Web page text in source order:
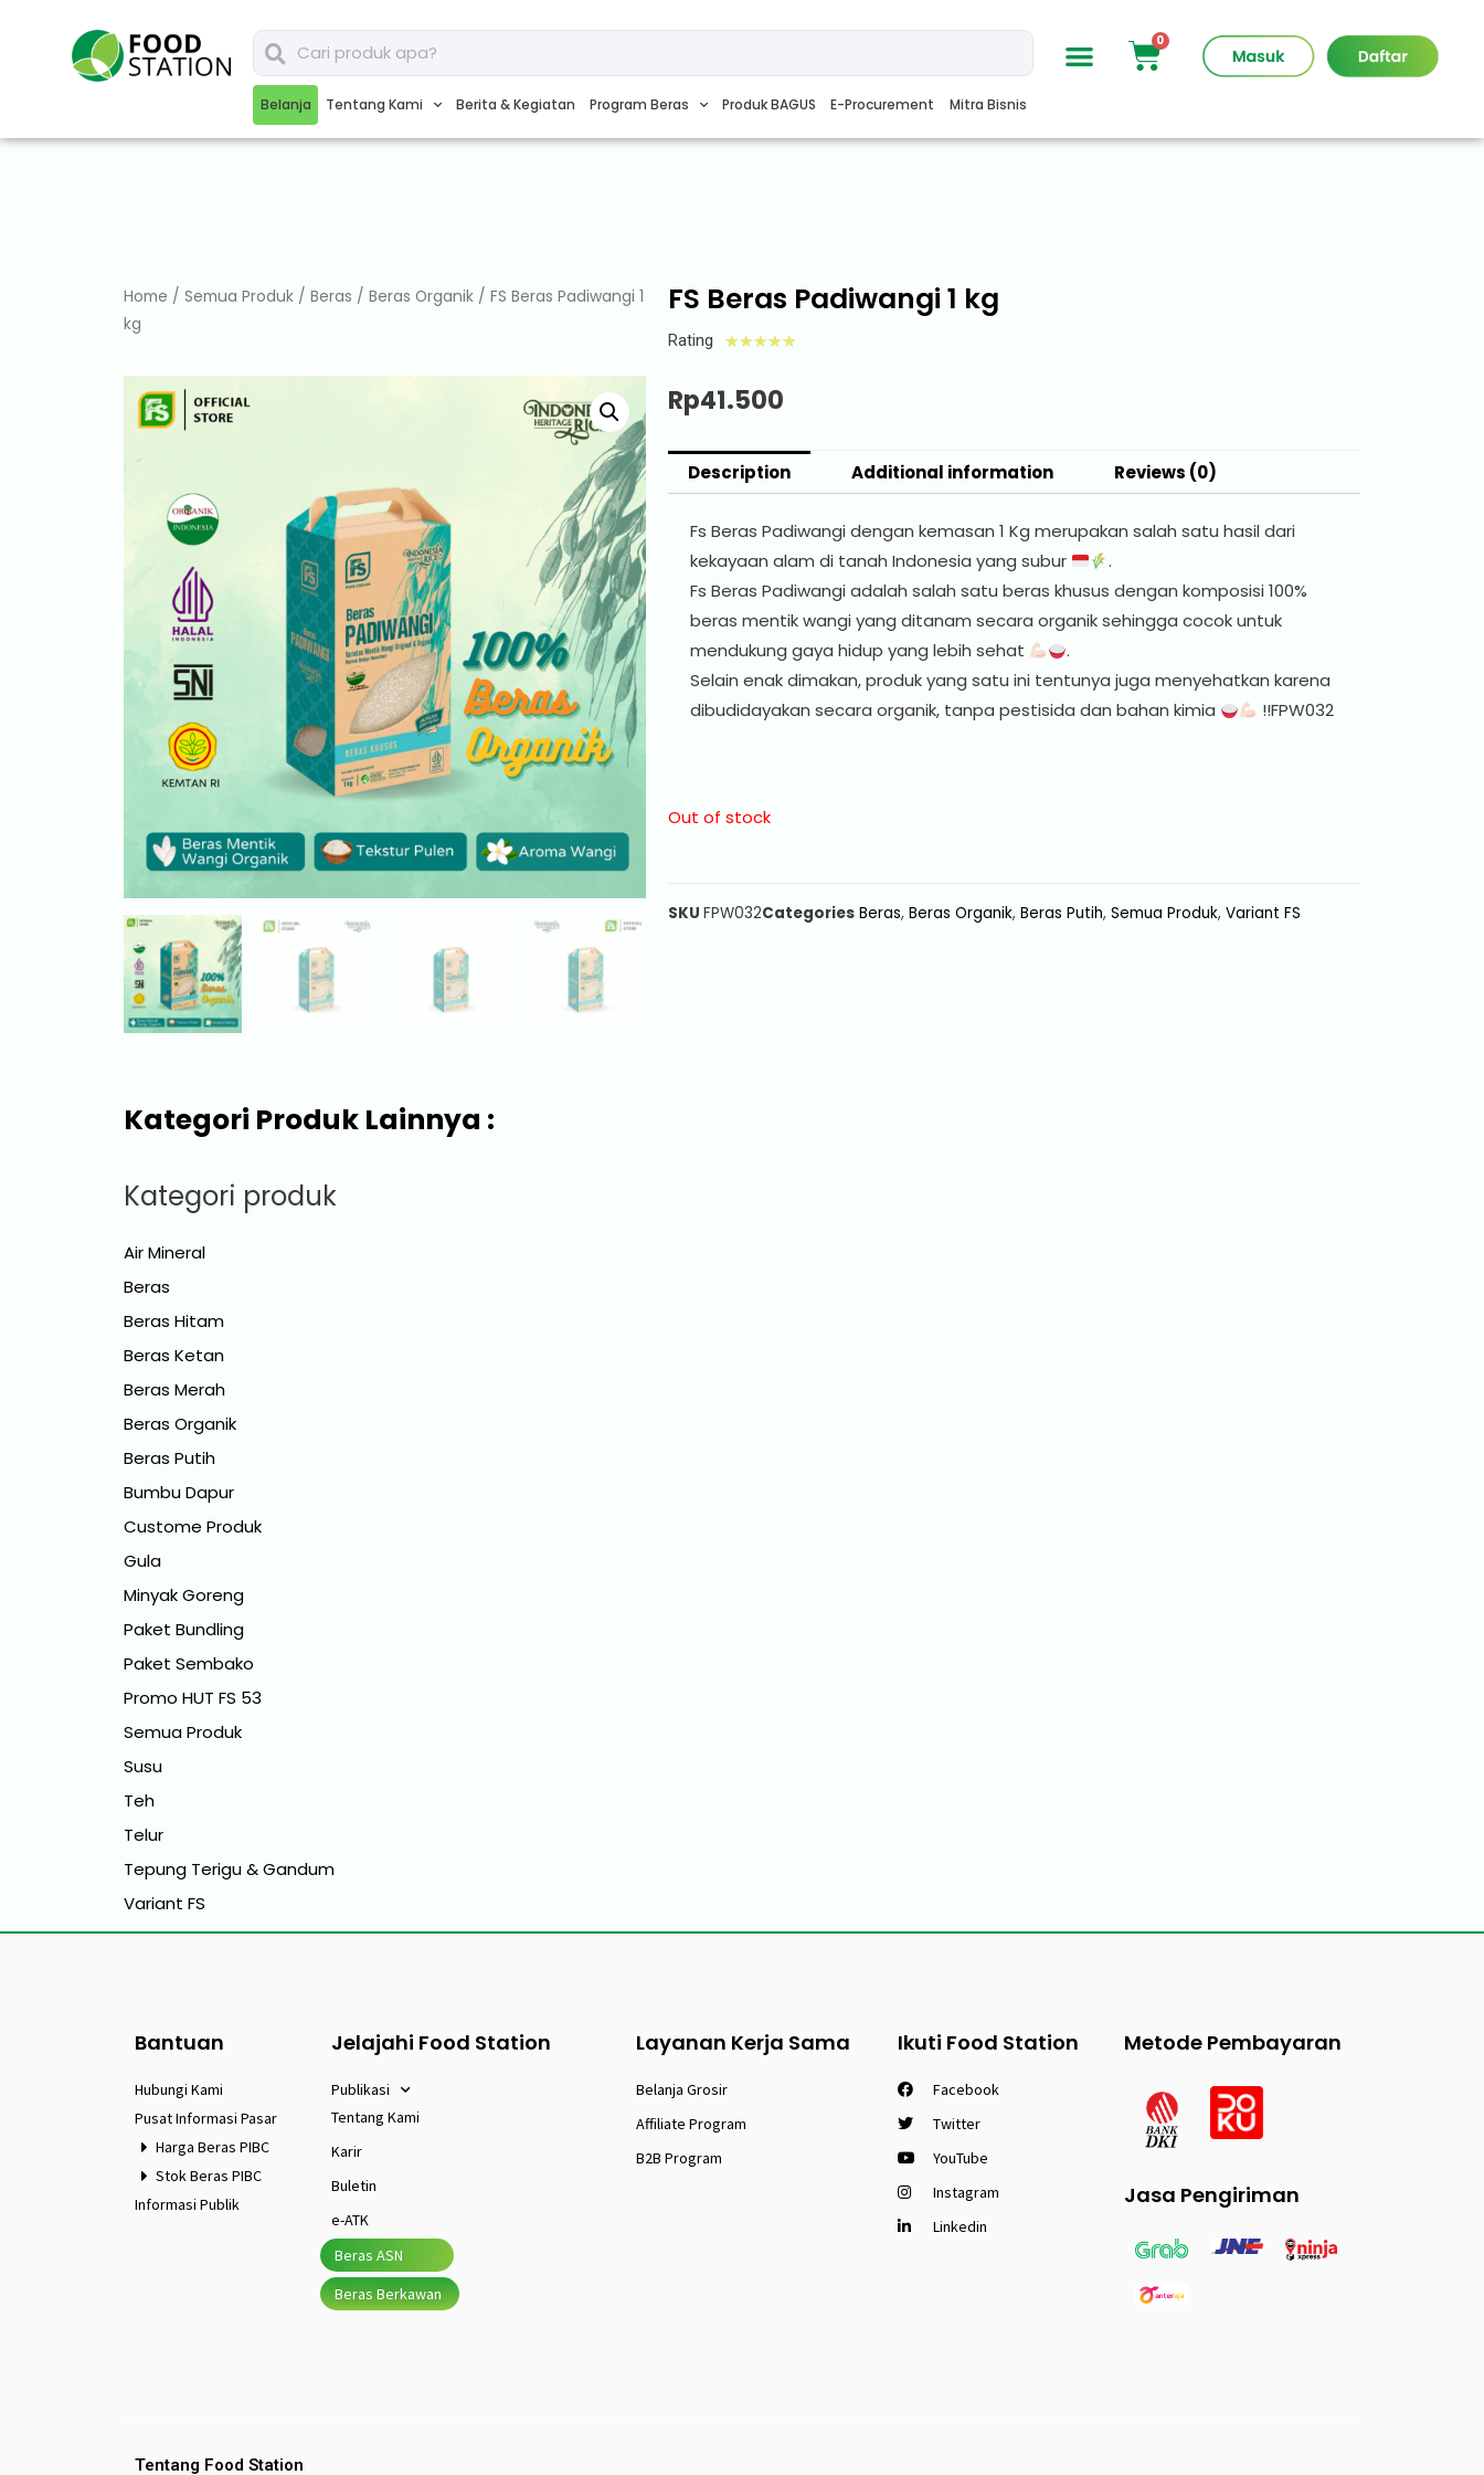
Belanja Tentang Kami Berita & Kegiatan Program Beras Produk BAGUS E-Procurement Mitra Bisnis
Home / Semua Produk / Beras / Beras Organik / FS Beras Padiwangi 1
kg
FS Beras Padiwangi 1 kg
Rating ☆☆☆☆☆
Rp41.500
Description Additional information Reviews (0)
Fs Beras Padiwangi dengan kemasan 1 Kg merupakan salah satu hasil dari
kekayaan alam di tanah Indonesia yang subur
.
Fs Beras Padiwangi adalah salah satu beras khusus dengan komposisi 100%
beras mentik wangi yang ditanam secara organik sehingga cocok untuk
mendukung gaya hidup yang lebih sehat
.
Selain enak dimakan, produk yang satu ini tentunya juga menyehatkan karena
dibudidayakan secara organik, tanpa pestisida dan bahan kimia
!!FPW032
Out of stock
SKU FPW032Categories Beras, Beras Organik, Beras Putih, Semua Produk, Variant FS
Kategori Produk Lainnya :
Kategori produk
Air Mineral
Beras
Beras Hitam
Beras Ketan
Beras Merah
Beras Organik
Beras Putih
Bumbu Dapur
Custome Produk
Gula
Minyak Goreng
Paket Bundling
Paket Sembako
Promo HUT FS 53
Semua Produk
Susu
Teh
Telur
Tepung Terigu & Gandum
Variant FS
Bantuan
Hubungi Kami
Pusat Informasi Pasar
Harga Beras PIBC
Stok Beras PIBC
Informasi Publik
Jelajahi Food Station
Publikasi
Tentang Kami
Karir
Buletin
e-ATK
Beras ASN
Beras Berkawan
Layanan Kerja Sama
Belanja Grosir
Affiliate Program
B2B Program
Ikuti Food Station
Facebook
Twitter
YouTube
Instagram
Linkedin
Metode Pembayaran
Jasa Pengiriman
Tentang Food Station